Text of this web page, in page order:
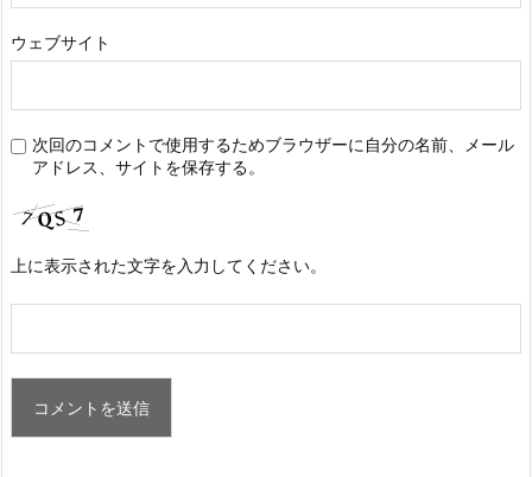
ウェブサイト
次回のコメントで使用するためブラウザーに自分の名前、メール
アドレス、サイトを保存する。
上に表示された文字を入力してください。